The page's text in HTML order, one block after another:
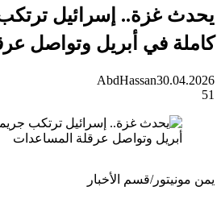
في أبريل وتواصل عرقلة
AbdHassan
قسم الأخبار